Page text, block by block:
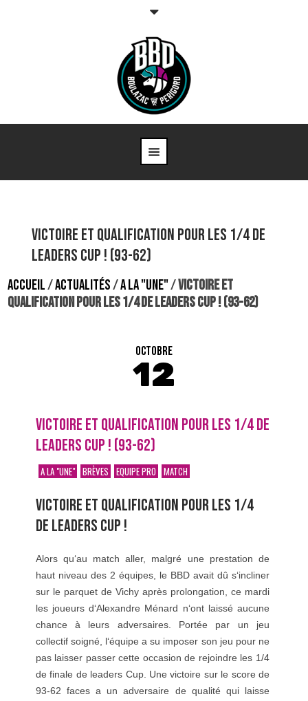
Victoire et qualification pour les 1/4 de
Leaders Cup ! (93-62)
ACCUEIL/ACTUALITÉS/A LA "UNE"/VICTOIRE ET
QUALIFICATION POUR LES 1/4 DE LEADERS CUP ! (93-62)
OCTOBRE
12
VICTOIRE ET QUALIFICATION POUR LES 1/4 DE
LEADERS CUP ! (93-62)
A LA "UNE" BRÈVES EQUIPE PRO MATCH
VICTOIRE ET QUALIFICATION POUR LES 1/4
DE LEADERS CUP !
Alors qu‘au match aller, malgré une prestation de
haut niveau des 2 équipes, le BBD avait dû s‘incliner
sur le parquet de Vichy après prolongation, ce mardi
les joueurs d‘Alexandre Ménard n‘ont laissé aucune
chance
à leurs adversaires. Portée par un
jeu
collectif soigné, l‘équipe a su imposer son jeu pour ne
pas laisser passer cette occasion de rejoindre les 1/4
de finale de leaders Cup. Une victoire sur le score de
93-62 faces a un adversaire de qualité qui laisse